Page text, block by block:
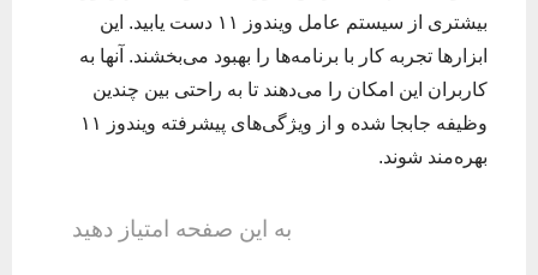
بیشتری از سیستم عامل ویندوز ۱۱ دست یابید. این
ابزارها تجربه کار با برنامه‌ها را بهبود می‌بخشند. آنها به
کاربران این امکان را می‌دهند تا به راحتی بین چندین
وظیفه جابجا شده و از ویژگی‌های پیشرفته ویندوز ۱۱
بهره‌مند شوند.
به این صفحه امتیاز دهید